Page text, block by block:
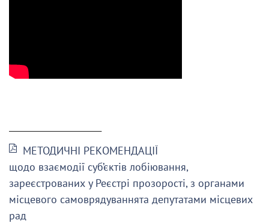
МЕТОДИЧНІ РЕКОМЕНДАЦІЇ
щодо взаємодії суб’єктів лобіювання,
зареєстрованих у Реєстрі прозорості, з органами
місцевого самоврядуваннята депутатами місцевих
рад